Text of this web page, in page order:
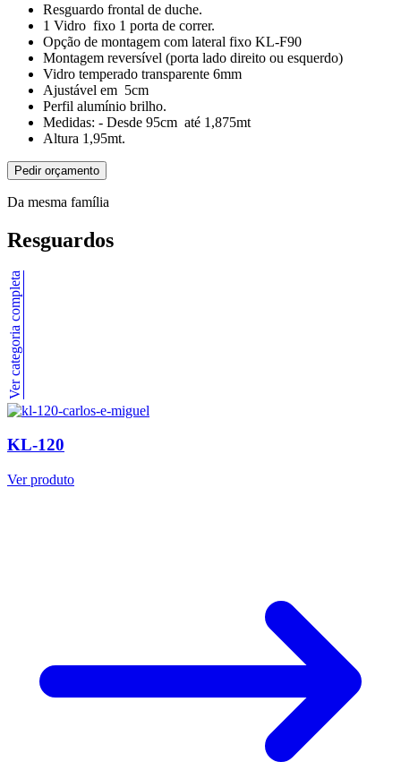
Resguardo frontal de duche.
1 Vidro fixo 1 porta de correr.
Opção de montagem com lateral fixo KL-F90
Montagem reversível (porta lado direito ou esquerdo)
Vidro temperado transparente 6mm
Ajustável em 5cm
Perfil alumínio brilho.
Medidas: - Desde 95cm até 1,875mt
Altura 1,95mt.
Pedir orçamento
Da mesma família
Resguardos
Ver categoria completa
KL-120
Ver produto